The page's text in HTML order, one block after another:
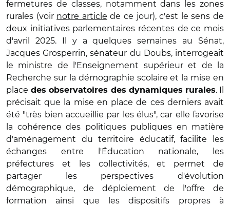
fermetures de classes, notamment dans les zones
rurales (voir notre article de ce jour), c'est le sens de
deux initiatives parlementaires récentes de ce mois
d'avril 2025. Il y a quelques semaines au Sénat,
Jacques Grosperrin, sénateur du Doubs, interrogeait
le ministre de l'Enseignement supérieur et de la
Recherche sur la démographie scolaire et la mise en
place des observatoires des dynamiques rurales. Il
précisait que la mise en place de ces derniers avait
été "très bien accueillie par les élus", car elle favorise
la cohérence des politiques publiques en matière
d'aménagement du territoire éducatif, facilite les
échanges entre l'Éducation nationale, les
préfectures et les collectivités, et permet de
partager les perspectives d'évolution
démographique, de déploiement de l'offre de
formation ainsi que les dispositifs propres à